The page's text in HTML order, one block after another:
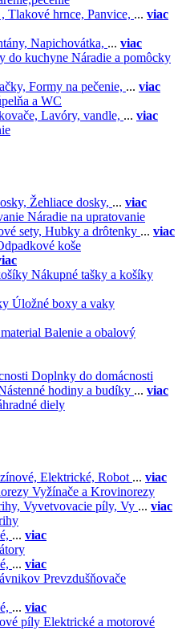
Tlakové hrnce, Panvice, ... viac
Napichovátka, ... viac
Náradie a pomôcky
Formy na pečenie, ... viac
a WC
Lavóry, vandle, ... viac
Žehliace dosky, ... viac
Náradie na upratovanie
sety, Hubky a drôtenky ... viac
koše
Nákupné tašky a košíky
Úložné boxy a vaky
Balenie a obalový
Doplnky do domácnosti
hodiny a budíky ... viac
diely
Elektrické, Robot ... viac
Vyžínače a Krovinorezy
Vyvetvovacie píly, Vy ... viac
... viac
... viac
Prevzdušňovače
... viac
Elektrické a motorové